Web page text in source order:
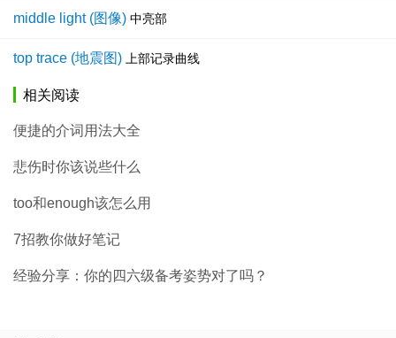
middle light (图像) 中亮部
top trace (地震图) 上部记录曲线
相关阅读
便捷的介词用法大全
悲伤时你该说些什么
too和enough该怎么用
7招教你做好笔记
经验分享：你的四六级备考姿势对了吗？